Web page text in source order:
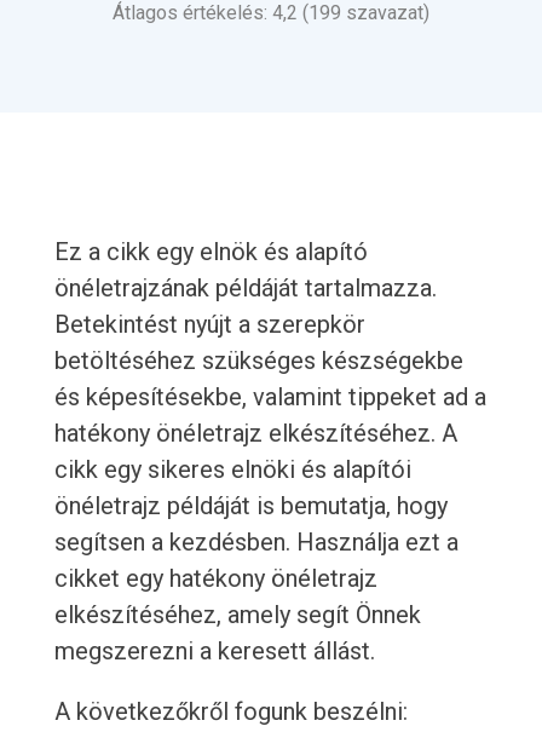
Átlagos értékelés: 4,2 (199 szavazat)
Ez a cikk egy elnök és alapító
önéletrajzának példáját tartalmazza.
Betekintést nyújt a szerepkör
betöltéséhez szükséges készségekbe
és képesítésekbe, valamint tippeket ad a
hatékony önéletrajz elkészítéséhez. A
cikk egy sikeres elnöki és alapítói
önéletrajz példáját is bemutatja, hogy
segítsen a kezdésben. Használja ezt a
cikket egy hatékony önéletrajz
elkészítéséhez, amely segít Önnek
megszerezni a keresett állást.
A következőkről fogunk beszélni: